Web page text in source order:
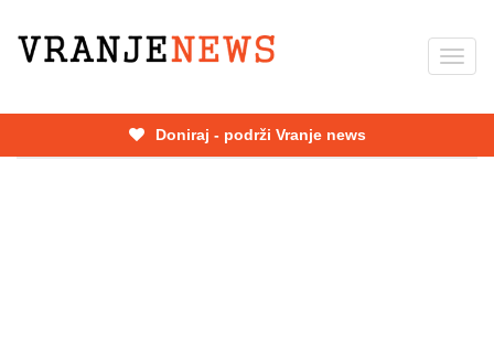
Skip
Doniraj - podrži Vranje news